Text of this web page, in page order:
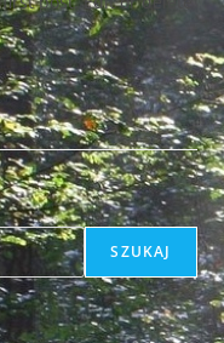
SZUKAJ